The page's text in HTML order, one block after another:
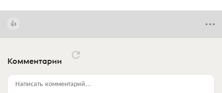
Комментарии
Написать комментарий...